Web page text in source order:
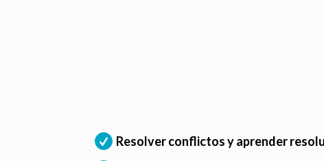
Resolver conflictos y aprender